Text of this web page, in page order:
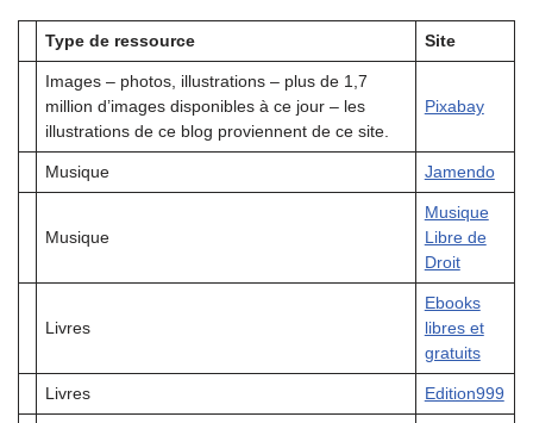
Type de ressource Site
Images – photos, illustrations – plus de 1,7
million d’images disponibles à ce jour – les
illustrations de ce blog proviennent de ce site.
Pixabay
Musique Jamendo
Musique
Musique
Libre de
Droit
Livres
Ebooks
libres et
gratuits
Livres Edition999